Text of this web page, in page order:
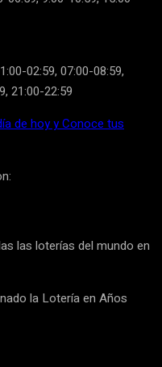
02:59, 07:00-08:59,
21:00-22:59
de hoy y Conoce tus
las loterías del mundo en
la Lotería en Años